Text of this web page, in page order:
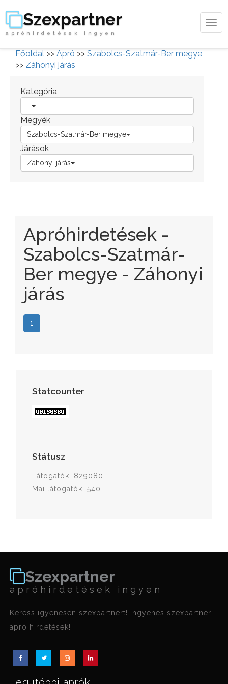
Szexpartner
apróhirdetések ingyen
Főoldal >> Apró >> Szabolcs-Szatmár-Ber megye
>> Záhonyi járás
Kategória
Megyék
Szabolcs-Szatmár-Ber megye
Járások
Záhonyi járás
Apróhirdetések -
Szabolcs-Szatmár-
Ber megye - Záhonyi
járás
1
Statcounter
Státusz
Látogatók: 829080
Mai látogatók: 540
Szexpartner
apróhirdetések ingyen
Keress igyenesen szexpartnert! Ingyenes szexpartner
apró hirdetések!